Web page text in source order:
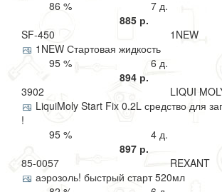
86 %
7 д.
885 р.
SF-450
1NEW
1NEW Стартовая жидкость
95 %
6 д.
894 р.
3902
LIQUI
LiquiMoly Start Fix 0.2L средство для
!
95 %
4 д.
897 р.
85-0057
REXANT
аэрозоль! быстрый старт 520мл